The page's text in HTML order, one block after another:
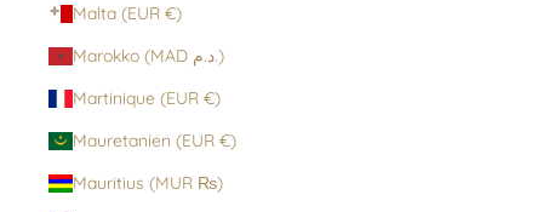
Malta (EUR €)
Marokko (MAD د.م.)
Martinique (EUR €)
Mauretanien (EUR €)
Mauritius (MUR ₨)